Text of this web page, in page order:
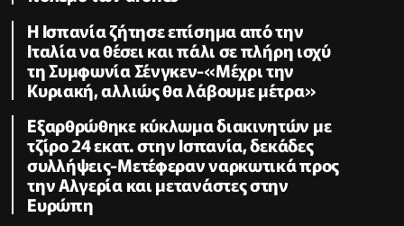
Η Ισπανία ζήτησε επίσημα από την
Ιταλία να θέσει και πάλι σε πλήρη ισχύ
τη Συμφωνία Σένγκεν-«Μέχρι την
Κυριακή, αλλιώς θα λάβουμε μέτρα»
Εξαρθρώθηκε κύκλωμα διακινητών με
τζίρο 24 εκατ. στην Ισπανία, δεκάδες
συλλήψεις-Μετέφεραν ναρκωτικά προς
την Αλγερία και μετανάστες στην
Ευρώπη